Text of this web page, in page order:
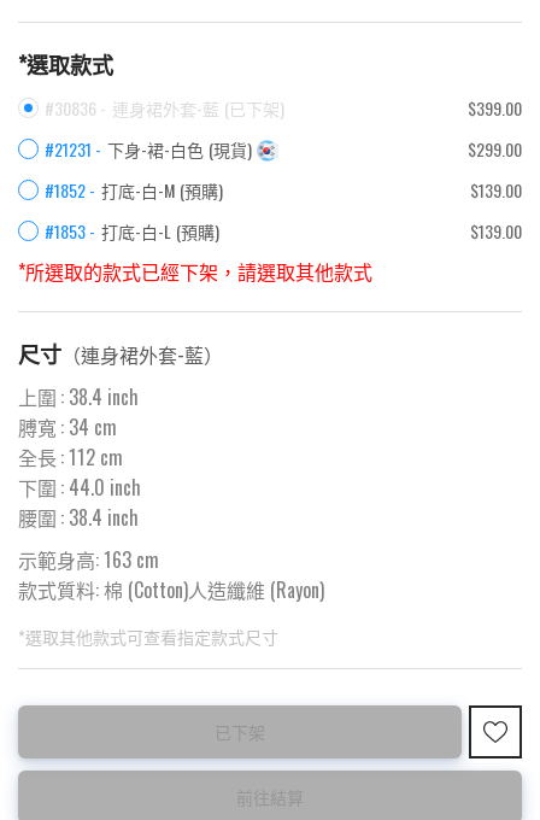
*選取款式
#30836 - 連身裙外套-藍 (已下架)
$399.00
#21231 - 下身-裙-白色 (現貨)
$299.00
#1852 - 打底-白-M (預購)
$139.00
#1853 - 打底-白-L (預購) $139.00
*所選取的款式已經下架，請選取其他款式
尺寸 （連身裙外套-藍）
上圍 : 38.4 inch
膊寬 : 34 cm
全長 :112 cm
下圍 : 44.0 inch
腰圍 : 38.4 inch
示範身高: 163 cm
款式質料:棉 (Cotton)人造纖維 (Rayon)
*選取其他款式可查看指定款式尺寸
此為預購品
預購10~15天到貨 ⚠️
此為減價貨品
特價品不設退換，購買前請先確認所列出的尺碼是否合適。
已下架
前往結算